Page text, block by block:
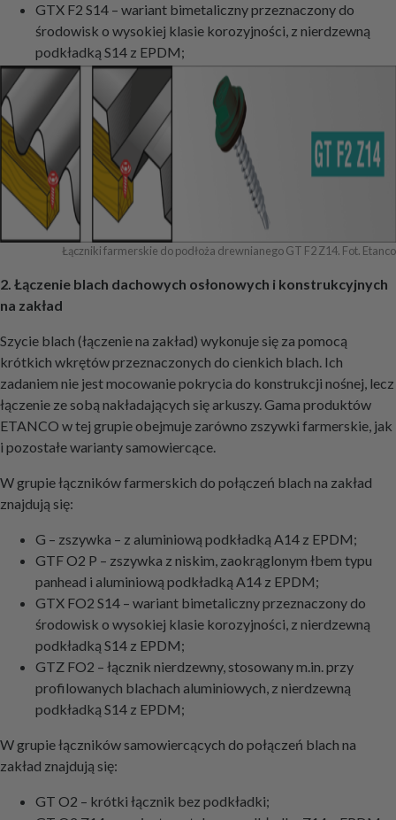
GTX F2 S14 – wariant bimetaliczny przeznaczony do
środowisk o wysokiej klasie korozyjności, z nierdzewną
podkładką S14 z EPDM;
Łączniki farmerskie do podłoża drewnianego GT F2 Z14. Fot. Etanco
2. Łączenie blach dachowych osłonowych i konstrukcyjnych
na zakład
Szycie blach (łączenie na zakład) wykonuje się za pomocą
krótkich wkrętów przeznaczonych do cienkich blach. Ich
zadaniem nie jest mocowanie pokrycia do konstrukcji nośnej, lecz
łączenie ze sobą nakładających się arkuszy. Gama produktów
ETANCO w tej grupie obejmuje zarówno zszywki farmerskie, jak
i pozostałe warianty samowiercące.
W grupie łączników farmerskich do połączeń blach na zakład
znajdują się:
G – zszywka – z aluminiową podkładką A14 z EPDM;
GTF O2 P – zszywka z niskim, zaokrąglonym łbem typu
panhead i aluminiową podkładką A14 z EPDM;
GTX FO2 S14 – wariant bimetaliczny przeznaczony do
środowisk o wysokiej klasie korozyjności, z nierdzewną
podkładką S14 z EPDM;
GTZ FO2 – łącznik nierdzewny, stosowany m.in. przy
profilowanych blachach aluminiowych, z nierdzewną
podkładką S14 z EPDM;
W grupie łączników samowiercących do połączeń blach na
zakład znajdują się:
GT O2 – krótki łącznik bez podkładki;